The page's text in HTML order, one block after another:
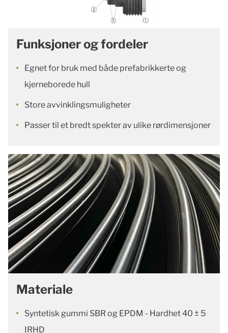
Funksjoner og fordeler
Egnet for bruk med både prefabrikkerte og
kjerneborede hull
Store avvinklingsmuligheter
Passer til et bredt spekter av ulike rørdimensjoner
Materiale
Syntetisk gummi SBR og EPDM - Hardhet 40 ± 5
IRHD